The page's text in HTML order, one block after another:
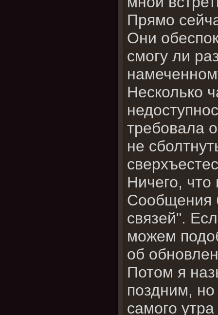
Прямо
Они
смогу ли
Несколько
требовала
не
Ничего, что
Сообщения
связей".
можем
об
Потом я
поздним,
самого